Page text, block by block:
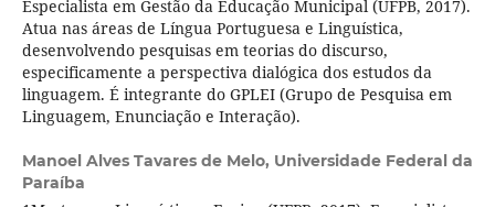
Especialista em Gestão da Educação Municipal (UFPB, 2017).
Atua nas áreas de Língua Portuguesa e Linguística,
desenvolvendo pesquisas em teorias do discurso,
especificamente a perspectiva dialógica dos estudos da
linguagem. É integrante do GPLEI (Grupo de Pesquisa em
Linguagem, Enunciação e Interação).
Manoel Alves Tavares de Melo, Universidade Federal da
Paraíba